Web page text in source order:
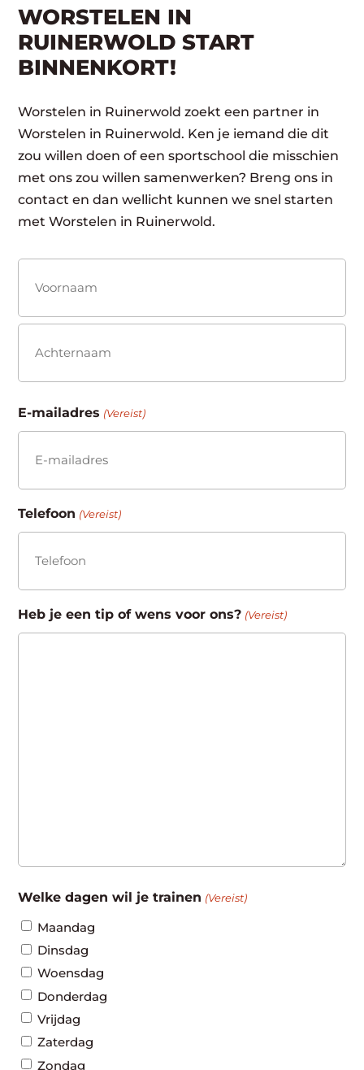
WORSTELEN IN
RUINERWOLD START
BINNENKORT!
Worstelen in Ruinerwold zoekt een partner in
Worstelen in Ruinerwold. Ken je iemand die dit
zou willen doen of een sportschool die misschien
met ons zou willen samenwerken? Breng ons in
contact en dan wellicht kunnen we snel starten
met Worstelen in Ruinerwold.
(Vereist)
Voornaam
E-mailadres (Vereist)
Telefoon (Vereist)
Heb je een tip of wens voor ons? (Vereist)
Welke dagen wil je trainen (Vereist)
Maandag
Dinsdag
Woensdag
Donderdag
Vrijdag
Zaterdag
Zondag